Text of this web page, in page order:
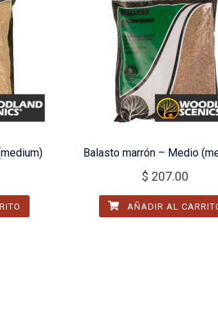
Balasto marrón – Medio
$ 207.00
AÑADIR AL